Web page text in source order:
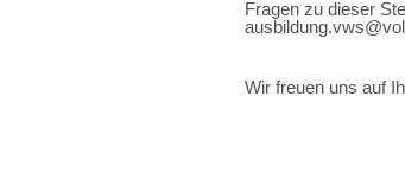
Fragen zu dieser
Wir freuen uns auf